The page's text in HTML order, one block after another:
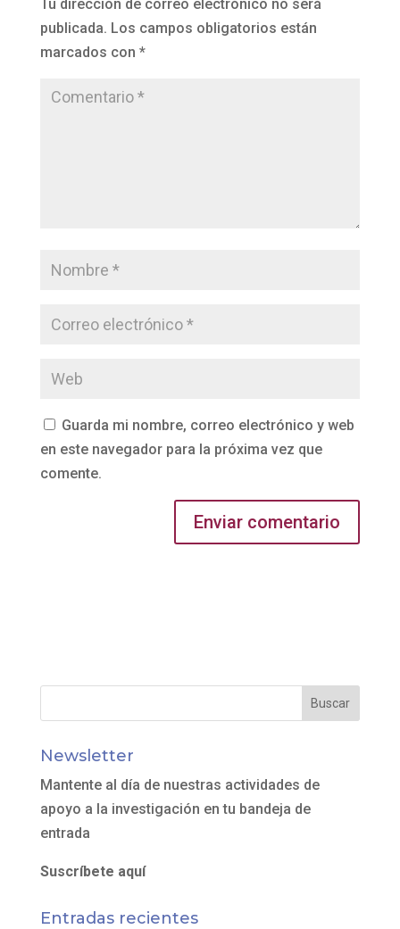
Tu dirección de correo electrónico no será
publicada. Los campos obligatorios están
marcados con *
Guarda mi nombre, correo electrónico y web
en este navegador para la próxima vez que
comente.
Newsletter
Mantente al día de nuestras actividades de
apoyo a la investigación en tu bandeja de
entrada
Suscríbete aquí
Entradas recientes